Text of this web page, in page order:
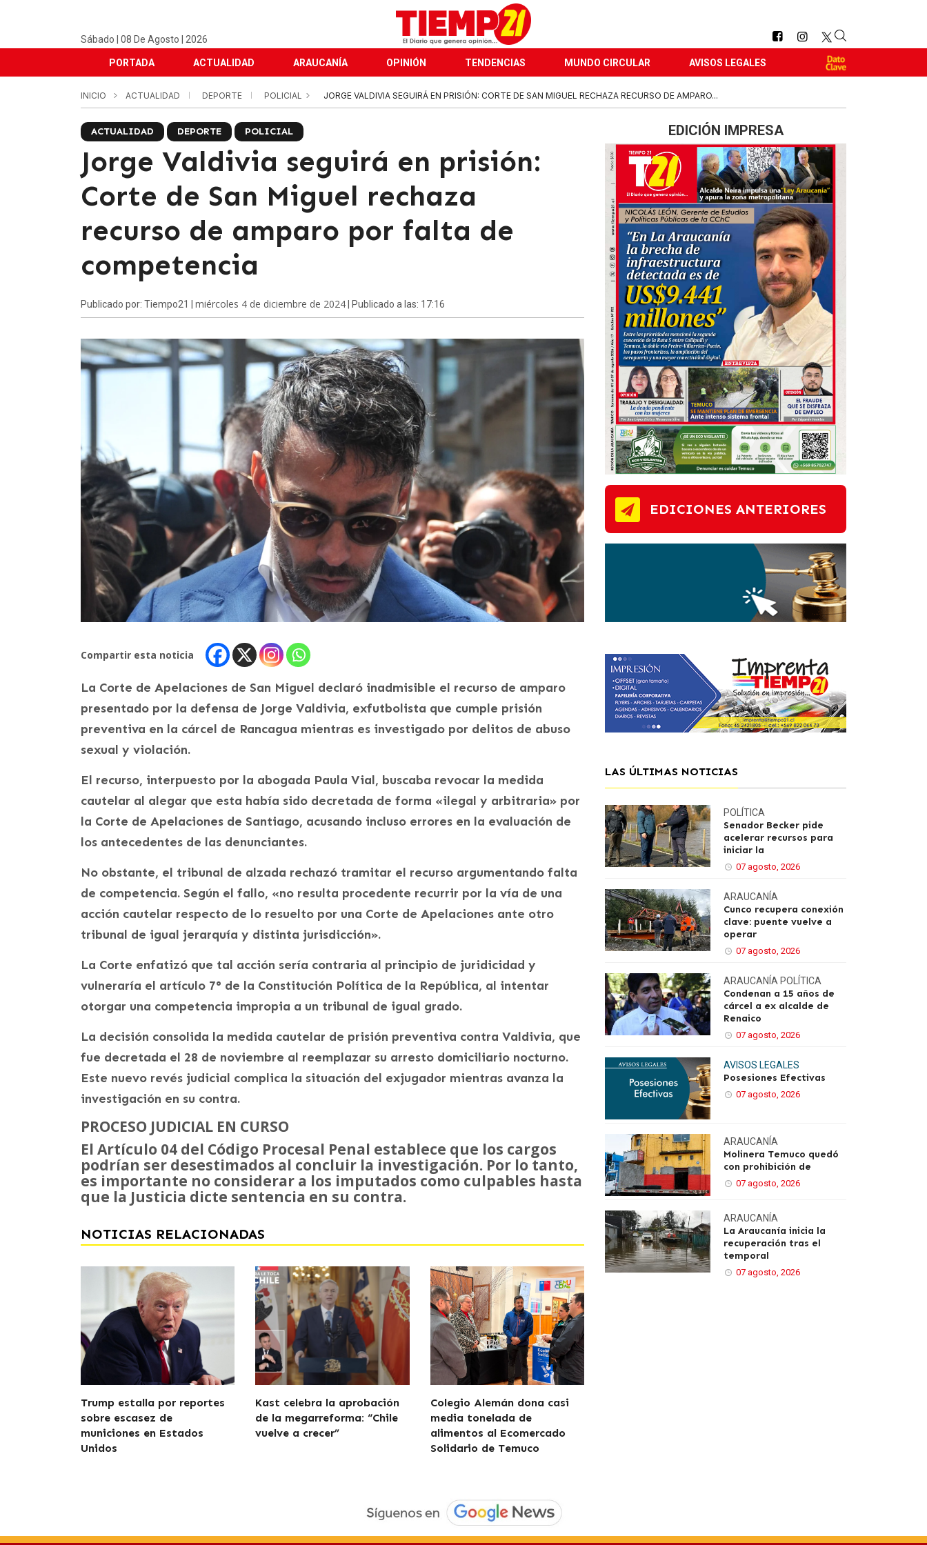
Sábado | 08 De Agosto | 2026
PORTADA ACTUALIDAD ARAUCANÍA OPINIÓN TENDENCIAS MUNDO CIRCULAR AVISOS LEGALES
INICIO ACTUALIDAD DEPORTE POLICIAL JORGE VALDIVIA SEGUIRÁ EN PRISIÓN: CORTE DE SAN MIGUEL RECHAZA RECURSO DE AMPARO...
ACTUALIDAD DEPORTE POLICIAL
Jorge Valdivia seguirá en prisión:
Corte de San Miguel rechaza
recurso de amparo por falta de
competencia
Publicado por: Tiempo21 | miércoles 4 de diciembre de 2024 | Publicado a las: 17:16
Compartir esta noticia
La Corte de Apelaciones de San Miguel declaró inadmisible el recurso de amparo
presentado por la defensa de Jorge Valdivia, exfutbolista que cumple prisión
preventiva en la cárcel de Rancagua mientras es investigado por delitos de abuso
sexual y violación.
El recurso, interpuesto por la abogada Paula Vial, buscaba revocar la medida
cautelar al alegar que esta había sido decretada de forma «ilegal y arbitraria» por
la Corte de Apelaciones de Santiago, acusando incluso errores en la evaluación de
los antecedentes de las denunciantes.
No obstante, el tribunal de alzada rechazó tramitar el recurso argumentando falta
de competencia. Según el fallo, «no resulta procedente recurrir por la vía de una
acción cautelar respecto de lo resuelto por una Corte de Apelaciones ante otro
tribunal de igual jerarquía y distinta jurisdicción».
La Corte enfatizó que tal acción sería contraria al principio de juridicidad y
vulneraría el artículo 7° de la Constitución Política de la República, al intentar
otorgar una competencia impropia a un tribunal de igual grado.
La decisión consolida la medida cautelar de prisión preventiva contra Valdivia, que
fue decretada el 28 de noviembre al reemplazar su arresto domiciliario nocturno.
Este nuevo revés judicial complica la situación del exjugador mientras avanza la
investigación en su contra.
PROCESO JUDICIAL EN CURSO
El Artículo 04 del Código Procesal Penal establece que los cargos
podrían ser desestimados al concluir la investigación. Por lo tanto,
es importante no considerar a los imputados como culpables hasta
que la Justicia dicte sentencia en su contra.
NOTICIAS RELACIONADAS
Trump estalla por reportes
sobre escasez de
municiones en Estados
Unidos
Kast celebra la aprobación
de la megarreforma: “Chile
vuelve a crecer”
Colegio Alemán dona casi
media tonelada de
alimentos al Ecomercado
Solidario de Temuco
EDICIÓN IMPRESA
EDICIONES ANTERIORES
LAS ÚLTIMAS NOTICIAS
POLÍTICA
Senador Becker pide
acelerar recursos para
iniciar la
07 agosto, 2026
ARAUCANÍA
Cunco recupera conexión
clave: puente vuelve a
operar
07 agosto, 2026
ARAUCANÍA POLÍTICA
Condenan a 15 años de
cárcel a ex alcalde de
Renaico
07 agosto, 2026
AVISOS LEGALES
Posesiones Efectivas
07 agosto, 2026
ARAUCANÍA
Molinera Temuco quedó
con prohibición de
07 agosto, 2026
ARAUCANÍA
La Araucanía inicia la
recuperación tras el
temporal
07 agosto, 2026